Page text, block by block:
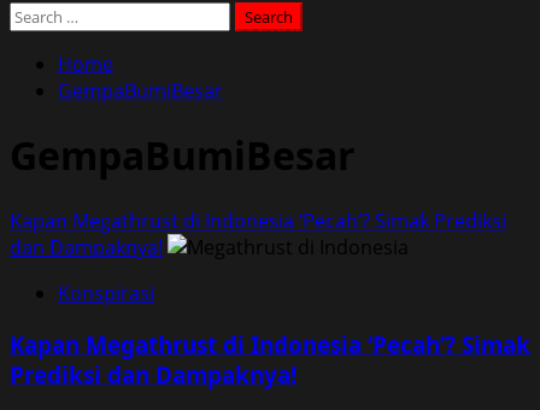
Search
Home
GempaBumiBesar
GempaBumiBesar
Kapan Megathrust di Indonesia ‘Pecah’? Simak Prediksi
dan Dampaknya!
Konspirasi
Kapan Megathrust di Indonesia ‘Pecah’? Simak
Prediksi dan Dampaknya!